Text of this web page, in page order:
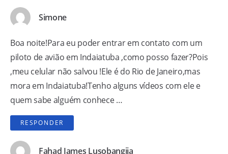
Simone
Boa noite!Para eu poder entrar em contato com um
piloto de avião em Indaiatuba ,como posso fazer?Pois
,meu celular não salvou !Ele é do Rio de Janeiro,mas
mora em Indaiatuba!Tenho alguns vídeos com ele e
quem sabe alguém conhece …
RESPONDER
Fahad James Lusobangija